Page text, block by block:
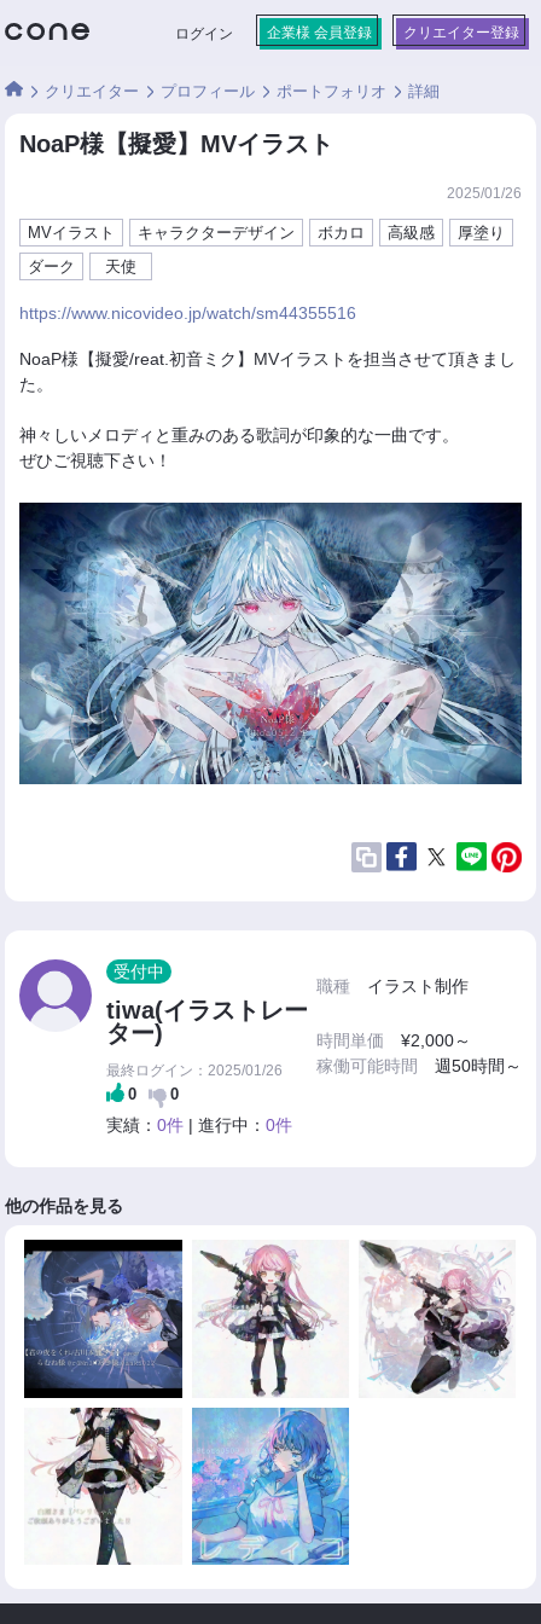
ログイン 企業様 会員登録 クリエイター登録
クリエイター プロフィール ポートフォリオ 詳細
NoaP様【擬愛】MVイラスト
2025/01/26
MVイラスト キャラクターデザイン ボカロ 高級感
厚塗り
ダーク
天使
https://www.nicovideo.jp/watch/sm44355516
NoaP様【擬愛/reat.初音ミク】MVイラストを担当させて頂きまし
た。
神々しいメロディと重みのある歌詞が印象的な一曲です。
ぜひご視聴下さい！
受付中
tiwa(イラストレー
ター)
最終ログイン：2025/01/26
0 0
実績：0件 | 進行中：0件
職種 イラスト制作
時間単価 ¥2,000～
稼働可能時間 週50時間～
他の作品を見る